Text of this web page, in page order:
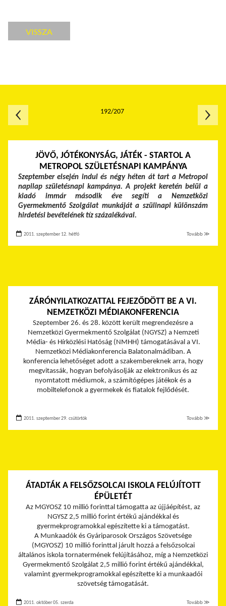
VISSZA
JÖVŐ, JÓTÉKONYSÁG, JÁTÉK - STARTOL A
METROPOL SZÜLETÉSNAPI KAMPÁNYA
Szeptember elsején indul és négy héten át tart a Metropol
napilap születésnapi kampánya. A projekt keretén belül a
kiadó immár második éve segíti a Nemzetközi
Gyermekmentő Szolgálat munkáját a szülinapi különszám
hirdetési bevételének tíz százalékával.
2011. szeptember 12. hétfő Tovább ≫
ZÁRÓNYILATKOZATTAL FEJEZŐDÖTT BE A VI.
NEMZETKÖZI MÉDIAKONFERENCIA
Szeptember 26. és 28. között került megrendezésre a
Nemzetközi Gyermekmentő Szolgálat (NGYSZ) a Nemzeti
Média- és Hírközlési Hatóság (NMHH) támogatásával a VI.
Nemzetközi Médiakonferencia Balatonalmádiban. A
konferencia lehetőséget adott a szakembereknek arra, hogy
megvitassák, hogyan befolyásolják az elektronikus és az
nyomtatott médiumok, a számítógépes játékok és a
mobiltelefonok a gyermekek és fiatalok fejlődését.
2011. szeptember 29. csütörtök Tovább ≫
ÁTADTÁK A FELSŐZSOLCAI ISKOLA FELÚJÍTOTT
ÉPÜLETÉT
Az MGYOSZ 10 millió forinttal támogatta az újjáépítést, az
NGYSZ 2,5 millió forint értékű ajándékkal és
gyermekprogramokkal egészítette ki a támogatást.
A Munkaadók és Gyáriparosok Országos Szövetsége
(MGYOSZ) 10 millió forinttal járult hozzá a felsőzsolcai
általános iskola tornatermének felújításához, míg a Nemzetközi
Gyermekmentő Szolgálat 2,5 millió forint értékű ajándékkal,
valamint gyermekprogramokkal egészítette ki a munkaadói
szövetség támogatását.
2011. október 05. szerda Tovább ≫
192/207